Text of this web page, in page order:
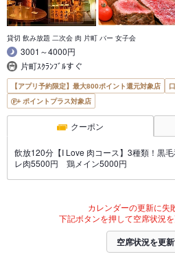
貸切 飲み放題 二次会 肉 片町 バー 女子会
3001～4000円
片町ｽｸﾗﾝﾌﾞﾙすぐ
【アプリ予約限定】最大800ポイント還元対象店
ポイントプラス対象店
クーポン
飲放120分【I Love 肉コース】3種類！黒
レ肉5500円 鶏メイン5000円
カレンダーの更新に失
下記ボタンを押して空席状況を
空席状況を更